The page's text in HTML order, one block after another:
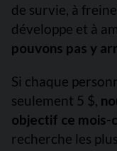
de survie, à
développe et à
pouvons pas y
Si chaque
seulement 5 $,
objectif ce mois-
recherche les